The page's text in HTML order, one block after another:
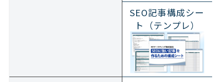
SEO記事構成シー
ト（テンプレ）